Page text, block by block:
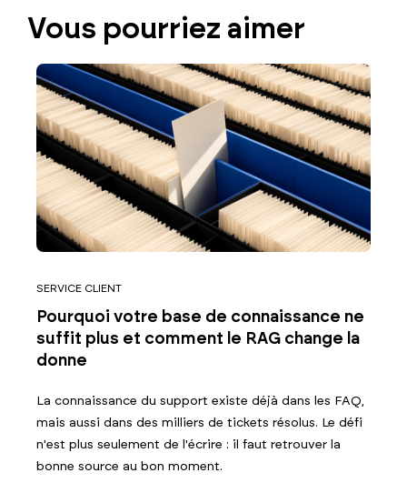
Vous pourriez aimer
SERVICE CLIENT
Pourquoi votre base de connaissance ne
suffit plus et comment le RAG change la
donne
La connaissance du support existe déjà dans les FAQ,
mais aussi dans des milliers de tickets résolus. Le défi
n'est plus seulement de l'écrire : il faut retrouver la
bonne source au bon moment.